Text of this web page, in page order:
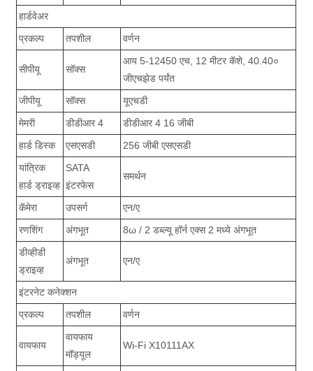
हार्डवेअर
प्रकल्प
तपशील वर्णन
सीपीयू सॉक्स
आय 5-12450 एच, 12 मीटर कॅशे, 40.40०
जीएचझेड पर्यंत
जीपीयू
सॉक्स
यूएचडी
मेमरी
डीडीआर 4
डीडीआर 4 16 जीबी
हार्ड डिस्क
एसएसडी
256 जीबी एसएसडी
यांत्रिक
हार्ड ड्राइव्ह
SATA
इंटरफेस
समर्थन
कॅमेरा उपसर्ग
एन/ए
रणशिंग
अंगभूत
8ω / 2 डब्ल्यू हॉर्न एक्स 2 मध्ये अंगभूत
डीव्हीडी
ड्राइव्ह
अंगभूत एन/ए
इंटरनेट कनेक्शन
प्रकल्प
तपशील वर्णन
वायफाय
वायफाय
मॉड्यूल
Wi-Fi X10111AX